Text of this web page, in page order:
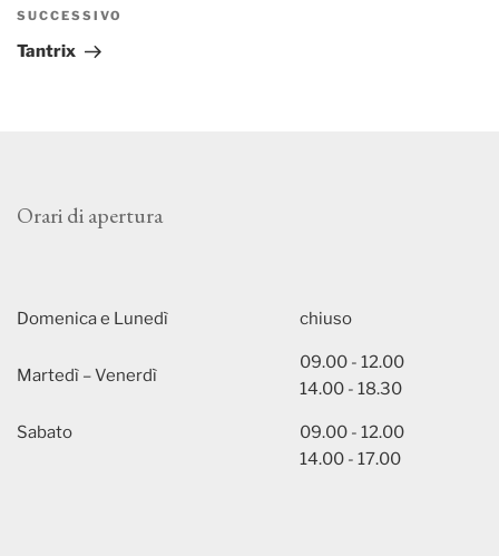
Articolo
successivo
SUCCESSIVO
Tantrix
Orari di apertura
Domenica e Lunedì chiuso
Martedì – Venerdì
09.00 - 12.00
14.00 - 18.30
Sabato
09.00 - 12.00
14.00 - 17.00